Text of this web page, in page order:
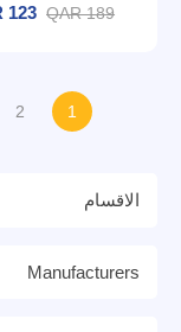
QAR 189
123
1
2
الاقسام
Manufacturers